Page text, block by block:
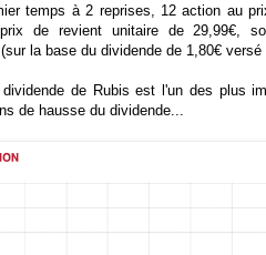
temps à 2 reprises, 12 action au
de revient unitaire de 29,99€,
(sur la base du dividende de 1,80€ versé
dividende de Rubis est l'un des plus
de hausse du dividende...